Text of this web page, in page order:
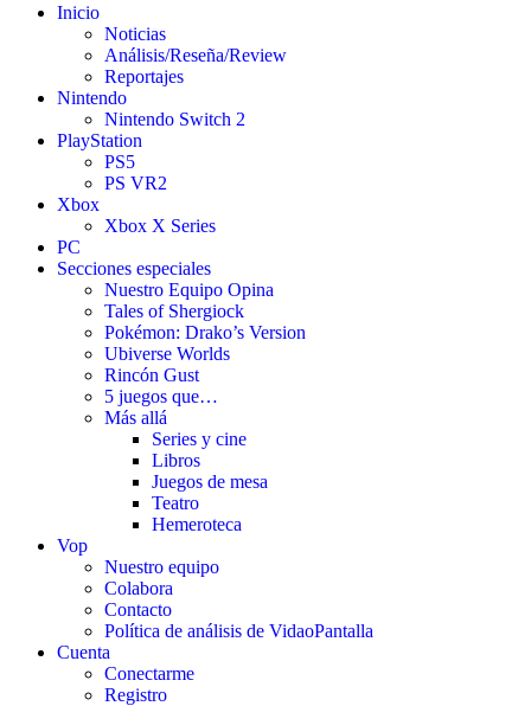
Inicio
Noticias
Análisis/Reseña/Review
Reportajes
Nintendo
Nintendo Switch 2
PlayStation
PS5
PS VR2
Xbox
Xbox X Series
PC
Secciones especiales
Nuestro Equipo Opina
Tales of Shergiock
Pokémon: Drako’s Version
Ubiverse Worlds
Rincón Gust
5 juegos que…
Más allá
Series y cine
Libros
Juegos de mesa
Teatro
Hemeroteca
Vop
Nuestro equipo
Colabora
Contacto
Política de análisis de VidaoPantalla
Cuenta
Conectarme
Registro